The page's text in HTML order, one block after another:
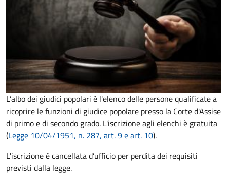
L’albo dei giudici popolari è l'elenco delle persone qualificate a
ricoprire le funzioni di giudice popolare presso la Corte d'Assise
di primo e di secondo grado. L'iscrizione agli elenchi è gratuita
(Legge 10/04/1951, n. 287, art. 9 e art. 10).
L'iscrizione è cancellata d’ufficio per perdita dei requisiti
previsti dalla legge.